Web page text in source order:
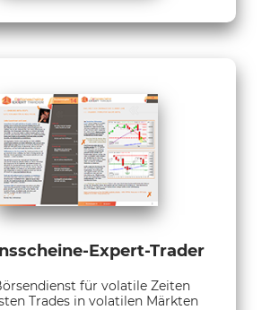
Expert-Trader
für volatile Zeiten
Trades in volatilen Märkten